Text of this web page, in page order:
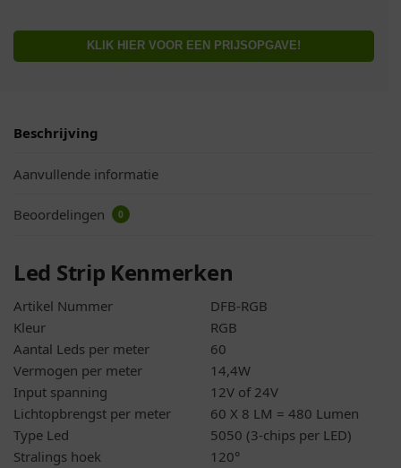
KLIK HIER VOOR EEN PRIJSOPGAVE!
Beschrijving
Aanvullende informatie
Beoordelingen 0
Led Strip Kenmerken
Artikel Nummer
DFB-RGB
Kleur
RGB
Aantal Leds per meter
60
Vermogen per meter
14,4W
Input spanning
12V of 24V
Lichtopbrengst per meter
60 X 8 LM = 480 Lumen
Type Led
5050 (3-chips per LED)
Stralings hoek
120°